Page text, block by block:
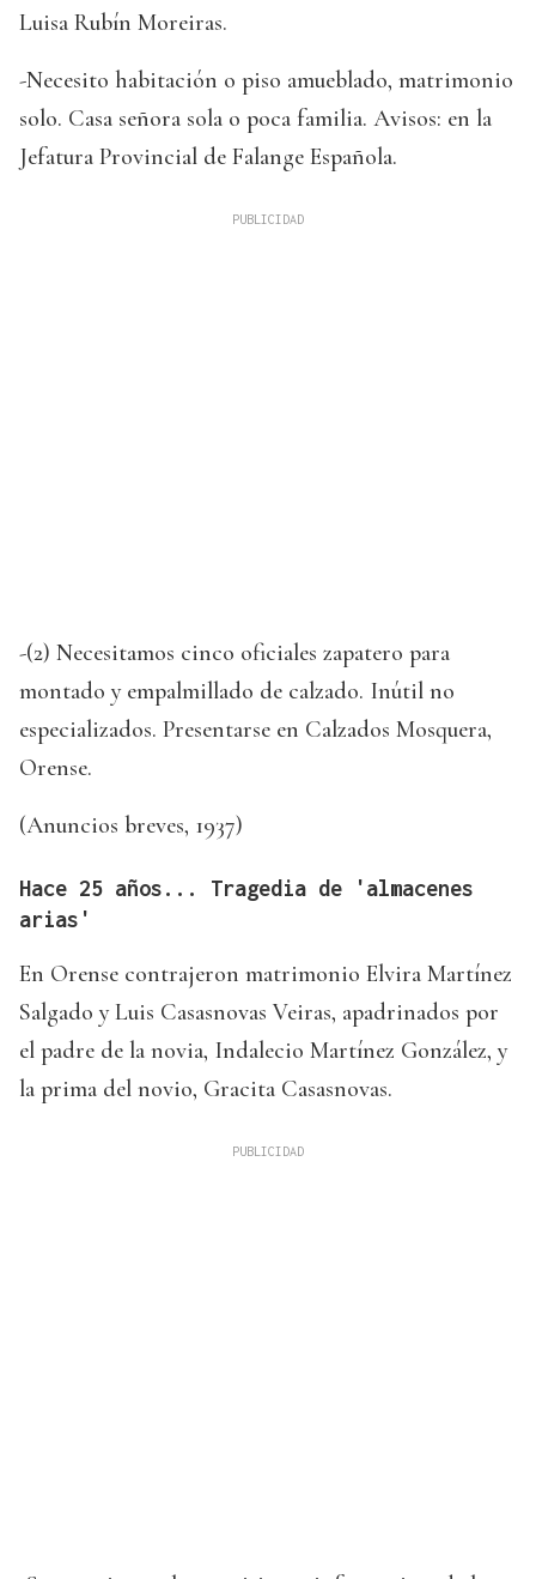
Luisa Rubín Moreiras.
-Necesito habitación o piso amueblado, matrimonio
solo. Casa señora sola o poca familia. Avisos: en la
Jefatura Provincial de Falange Española.
-(2) Necesitamos cinco oficiales zapatero para
montado y empalmillado de calzado. Inútil no
especializados. Presentarse en Calzados Mosquera,
Orense.
(Anuncios breves, 1937)
Hace 25 años... Tragedia de 'almacenes
arias'
En Orense contrajeron matrimonio Elvira Martínez
Salgado y Luis Casasnovas Veiras, apadrinados por
el padre de la novia, Indalecio Martínez González, y
la prima del novio, Gracita Casasnovas.